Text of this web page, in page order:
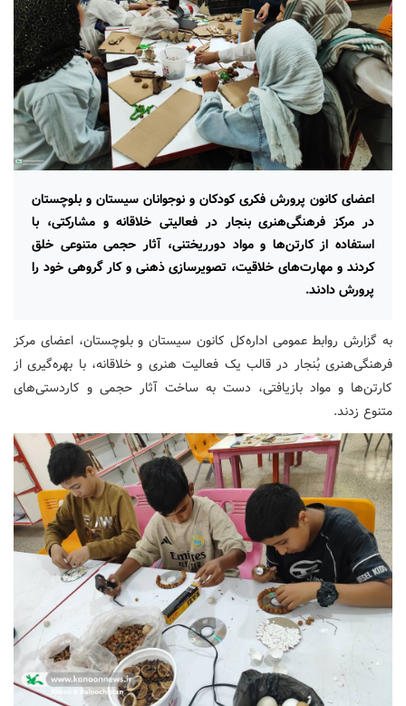
اعضای کانون پرورش فکری کودکان و نوجوانان سیستان و بلوچستان
در مرکز فرهنگی‌هنری بنجار در فعالیتی خلاقانه و مشارکتی، با
استفاده از کارتن‌ها و مواد دورریختنی، آثار حجمی متنوعی خلق
کردند و مهارت‌های خلاقیت، تصویرسازی ذهنی و کار گروهی خود را
پرورش دادند.
به گزارش روابط عمومی اداره‌کل کانون سیستان و بلوچستان، اعضای مرکز
فرهنگی‌هنری بُنجار در قالب یک فعالیت هنری و خلاقانه، با بهره‌گیری از
کارتن‌ها و مواد بازیافتی، دست به ساخت آثار حجمی و کاردستی‌های
متنوع زدند.